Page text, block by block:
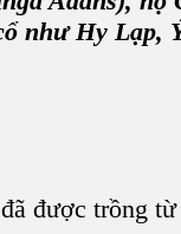
như Hy Lạp,
được trồng